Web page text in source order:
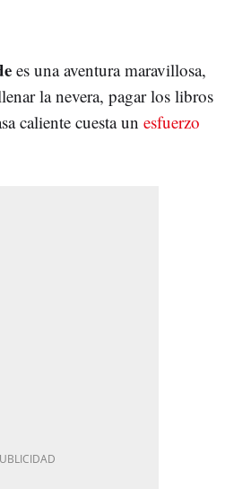
es una aventura maravillosa,
la nevera, pagar los libros
caliente cuesta un esfuerzo